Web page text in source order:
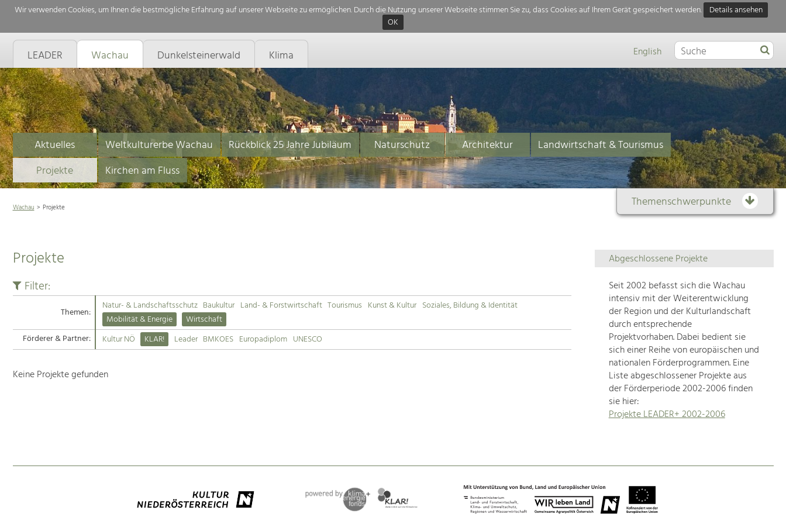
Wir verwenden Cookies, um Ihnen die bestmögliche Erfahrung auf unserer Webseite zu ermöglichen. Durch die Nutzung unserer Webseite stimmen Sie zu, dass Cookies auf Ihrem Gerät gespeichert werden.
Details ansehen
OK
LEADER Wachau Dunkelsteinerwald Klima English
Aktuelles Weltkulturerbe Wachau Rückblick 25 Jahre Jubiläum Naturschutz Architektur
Landwirtschaft & Tourismus
Projekte
Kirchen am Fluss
Themenschwerpunkte
Themenübersicht
Die
Regionalentwicklung
in
unserer
Region
ist
sehr
vielfältig.
Deshalb
geben
wir
hier
unsere
Themenschwerpunkte.
Für
mehr
Wachau Projekte
Projekte
Filter:
Themen: Natur- & Landschaftsschutz Baukultur Land- & Forstwirtschaft Tourismus Kunst & Kultur Soziales, Bildung & Identität
Mobilität & Energie
Wirtschaft
Förderer & Partner:
Kultur NÖ KLAR! Leader BMKOES Europadiplom UNESCO
Keine Projekte gefunden
Abgeschlossene Projekte
Seit 2002 befasst sich die Wachau
intensiv mit der Weiterentwicklung
der Region und der Kulturlandschaft
durch entsprechende
Projektvorhaben. Dabei bedient sie
sich einer Reihe von europäischen und
nationalen Förderprogrammen. Eine
Liste abgeschlossener Projekte aus
der Förderperiode 2002-2006 finden
sie hier:
Projekte LEADER+ 2002-2006